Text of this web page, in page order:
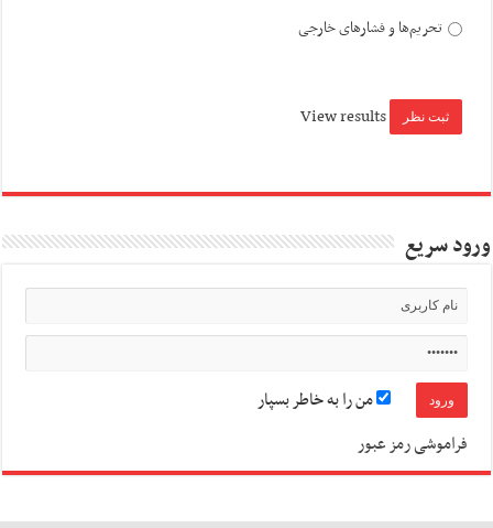
تحریم‌ها و فشارهای خارجی
View results
ورود سریع
من را به خاطر بسپار
فراموشی رمز عبور